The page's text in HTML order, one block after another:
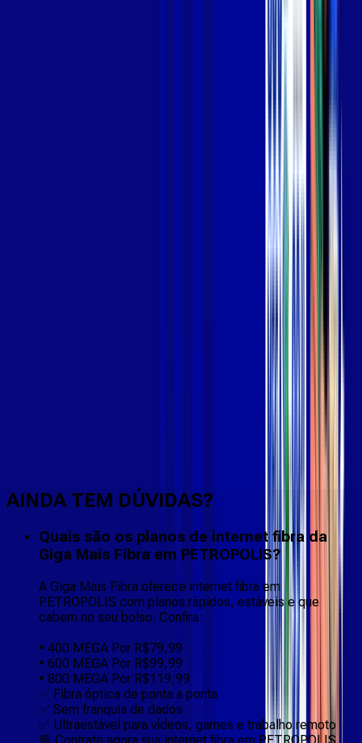
AINDA TEM DÚVIDAS?
Quais são os planos de internet fibra da
Giga Mais Fibra em PETROPOLIS?
A Giga Mais Fibra oferece internet fibra em
PETROPOLIS com planos rápidos, estáveis e que
cabem no seu bolso. Confira:
• 400 MEGA Por R$79,99
• 600 MEGA Por R$99,99
• 800 MEGA Por R$119,99
✅ Fibra óptica de ponta a ponta
✅ Sem franquia de dados
✅ Ultraestável para vídeos, games e trabalho remoto
💬 Contrate agora sua internet fibra em PETROPOLIS